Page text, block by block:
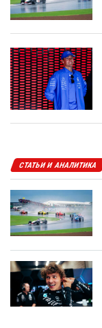
СТАТЬИ И АНАЛИТИКА